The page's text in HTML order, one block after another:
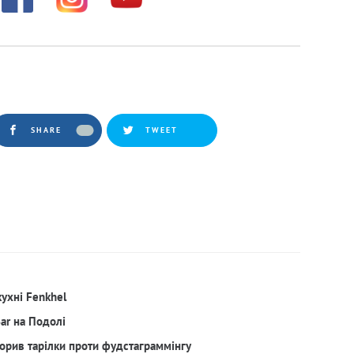
SHARE TWEET
Fenkhel
на Подолі
тарілки проти фудстаграммінгу